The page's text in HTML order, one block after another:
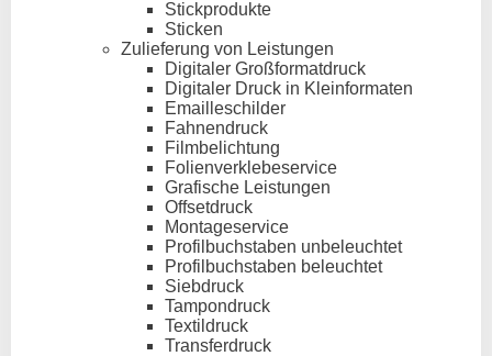
Stickprodukte
Sticken
Zulieferung von Leistungen
Digitaler Großformatdruck
Digitaler Druck in Kleinformaten
Emailleschilder
Fahnendruck
Filmbelichtung
Folienverklebeservice
Grafische Leistungen
Offsetdruck
Montageservice
Profilbuchstaben unbeleuchtet
Profilbuchstaben beleuchtet
Siebdruck
Tampondruck
Textildruck
Transferdruck